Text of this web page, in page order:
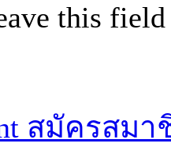
this field
สมัครสมา